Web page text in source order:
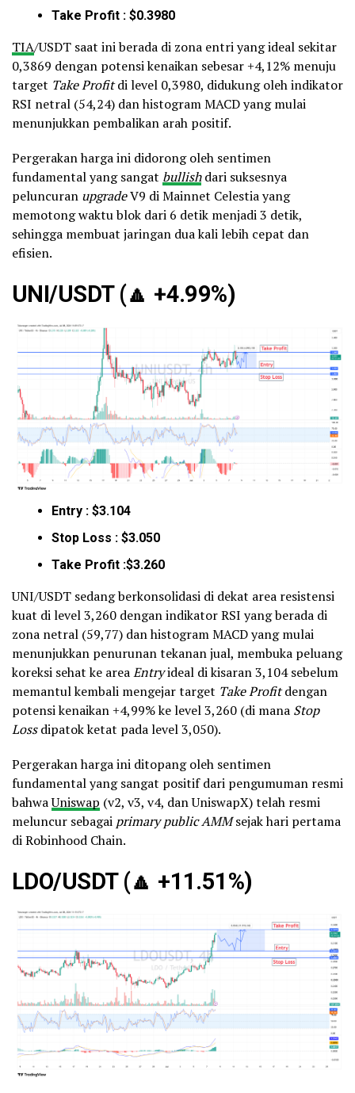
Take Profit : $0.3980
TIA/USDT saat ini berada di zona entri yang ideal sekitar
0,3869 dengan potensi kenaikan sebesar +4,12% menuju
target Take Profitdi level 0,3980, didukung oleh indikator
RSI netral (54,24) dan histogram MACD yang mulai
menunjukkan pembalikan arah positif.
Pergerakan harga ini didorong oleh sentimen
fundamental yang sangat bullishdari suksesnya
peluncuran upgradeV9 di Mainnet Celestia yang
memotong waktu blok dari 6 detik menjadi 3 detik,
sehingga membuat jaringan dua kali lebih cepat dan
efisien.
UNI/USDT (🔼 +4.99%)
Entry : $3.104
Stop Loss : $3.050
Take Profit :$3.260
UNI/USDT sedang berkonsolidasi di dekat area resistensi
kuat di level 3,260 dengan indikator RSI yang berada di
zona netral (59,77) dan histogram MACD yang mulai
menunjukkan penurunan tekanan jual, membuka peluang
koreksi sehat ke areaEntryideal di kisaran 3,104 sebelum
memantul kembali mengejar target Take Profitdengan
potensi kenaikan +4,99% ke level 3,260 (di mana Stop
Lossdipatok ketat pada level 3,050).
Pergerakan harga ini ditopang oleh sentimen
fundamental yang sangat positif dari pengumuman resmi
bahwaUniswap (v2, v3, v4, dan UniswapX) telah resmi
meluncur sebagai primary public AMMsejak hari pertama
di Robinhood Chain.
LDO/USDT (🔼 +11.51%)